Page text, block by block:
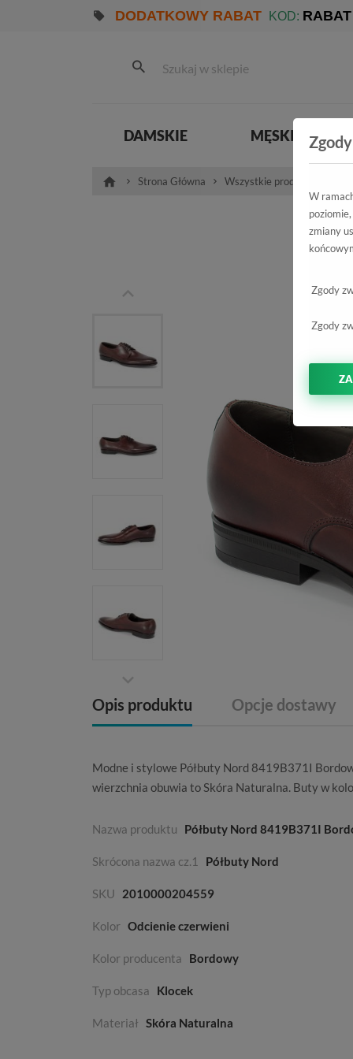
DODATKOWY RABAT KOD: RABAT
DAMSKIE MĘSKIE
Strona Główna Wszystkie produkty
Opis produktu Opcje dostawy
Modne i stylowe Półbuty Nord 8419B371I
wierzchnia obuwia toSkóra Naturalna. Buty w
Nazwa produktu Półbuty Nord 8419B371I
Skrócona nazwa cz.1 Półbuty Nord
SKU 2010000204559
Kolor Odcienie czerwieni
Kolor producenta Bordowy
Typ obcasa Klocek
Materiał Skóra Naturalna
Zgody
W
zmiany
Zgody
Zgody